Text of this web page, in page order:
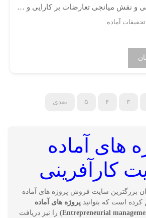
مقاله تیم های کارآفرینی و نقش میانجی تعارضات بر کارایی و رضایت تیم
آماده
۳ ۴ ۵ بعدی
های آماده
کارآفرینی
بزرگترین سایت فروش پروژه های آماده
است که بتوانید پروژه های آماده
را نیز دریافت